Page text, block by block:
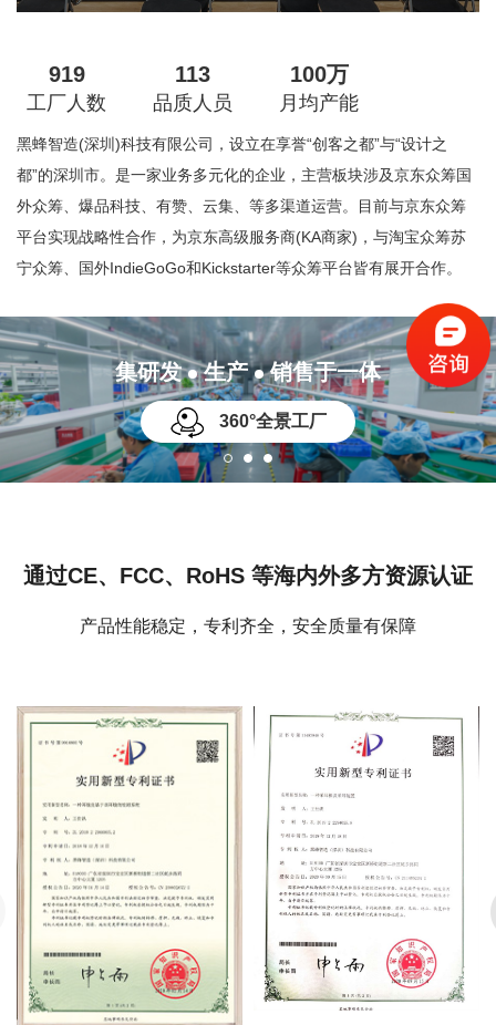
919
工厂人数
113
品质人员
100万
月均产能
黑蜂智造(深圳)科技有限公司，设立在享誉“创客之都”与“设计之
都”的深圳市。是一家业务多元化的企业，主营板块涉及京东众筹国
外众筹、爆品科技、有赞、云集、等多渠道运营。目前与京东众筹
平台实现战略性合作，为京东高级服务商(KA商家)，与淘宝众筹苏
宁众筹、国外IndieGoGo和Kickstarter等众筹平台皆有展开合作。
集研发 生产 销售于一体
360°全景工厂
通过CE、FCC、RoHS 等海内外多方资源认证
产品性能稳定，专利齐全，安全质量有保障